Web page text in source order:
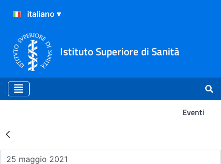
Istituto Superiore di Sanità
Eventi
Risultati della Ricerca -